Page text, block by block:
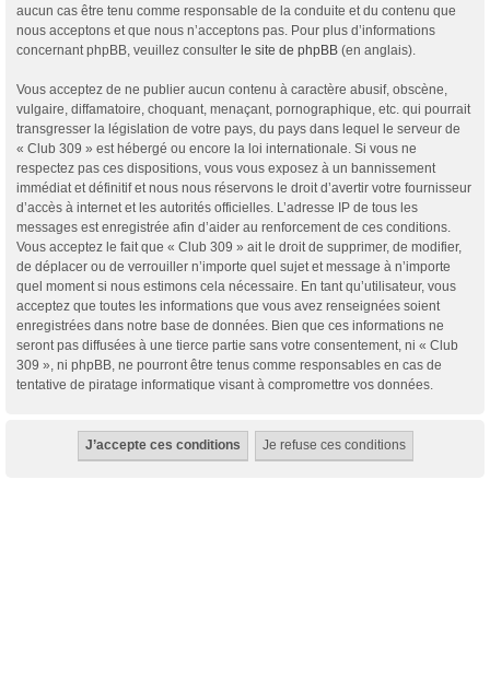
aucun cas être tenu comme responsable de la conduite et du contenu que
nous acceptons et que nous n’acceptons pas. Pour plus d’informations
concernant phpBB, veuillez consulter le site de phpBB (en anglais).
Vous acceptez de ne publier aucun contenu à caractère abusif, obscène,
vulgaire, diffamatoire, choquant, menaçant, pornographique, etc. qui pourrait
transgresser la législation de votre pays, du pays dans lequel le serveur de
« Club 309 » est hébergé ou encore la loi internationale. Si vous ne
respectez pas ces dispositions, vous vous exposez à un bannissement
immédiat et définitif et nous nous réservons le droit d’avertir votre fournisseur
d’accès à internet et les autorités officielles. L’adresse IP de tous les
messages est enregistrée afin d’aider au renforcement de ces conditions.
Vous acceptez le fait que « Club 309 » ait le droit de supprimer, de modifier,
de déplacer ou de verrouiller n’importe quel sujet et message à n’importe
quel moment si nous estimons cela nécessaire. En tant qu’utilisateur, vous
acceptez que toutes les informations que vous avez renseignées soient
enregistrées dans notre base de données. Bien que ces informations ne
seront pas diffusées à une tierce partie sans votre consentement, ni « Club
309 », ni phpBB, ne pourront être tenus comme responsables en cas de
tentative de piratage informatique visant à compromettre vos données.